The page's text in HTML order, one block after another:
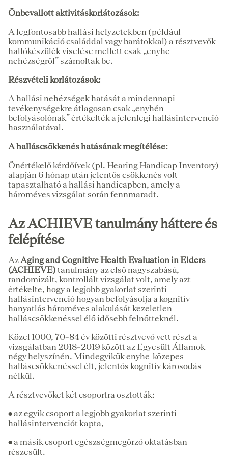
Önbevallott aktivitáskorlátozások:
A legfontosabb hallási helyzetekben (például
kommunikáció családdal vagy barátokkal) a résztvevők
hallókészülék viselése mellett csak „enyhe
nehézségről” számoltak be.
Részvételi korlátozások:
A hallási nehézségek hatását a mindennapi
tevékenységekre átlagosan csak „enyhén
befolyásolónak” értékelték a jelenlegi hallásintervenció
használatával.
A halláscsökkenés hatásának megítélése:
Önértékelő kérdőívek (pl. Hearing Handicap Inventory)
alapján 6 hónap után jelentős csökkenés volt
tapasztalható a hallási handicapben, amely a
hároméves vizsgálat során fennmaradt.
Az ACHIEVE tanulmány háttere és
felépítése
AzAging and Cognitive Health Evaluation in Elders
(ACHIEVE) tanulmány az első nagyszabású,
randomizált, kontrollált vizsgálat volt, amely azt
értékelte, hogy a legjobb gyakorlat szerinti
hallásintervenció hogyan befolyásolja a kognitív
hanyatlás hároméves alakulását kezeletlen
halláscsökkenéssel élő idősebb felnőtteknél.
Közel 1000, 70–84 év közötti résztvevő vett részt a
vizsgálatban 2018–2019 között az Egyesült Államok
négy helyszínén. Mindegyikük enyhe-közepes
halláscsökkenéssel élt, jelentős kognitív károsodás
nélkül.
A résztvevőket két csoportra osztották:
• az egyik csoport a legjobb gyakorlat szerinti
hallásintervenciót kapta,
• a másik csoport egészségmegőrző oktatásban
részesült.